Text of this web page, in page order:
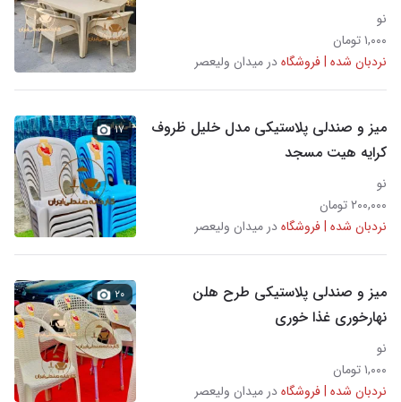
نو
۱,۰۰۰ تومان
نردبان شده | فروشگاهدر میدان ولیعصر
میز و صندلی پلاستیکی مدل خلیل ظروف
کرایه هیت مسجد
نو
۲۰۰,۰۰۰ تومان
نردبان شده | فروشگاهدر میدان ولیعصر
۱۷
میز و صندلی پلاستیکی طرح هلن
نهارخوری غذا خوری
نو
۱,۰۰۰ تومان
نردبان شده | فروشگاهدر میدان ولیعصر
۲۰